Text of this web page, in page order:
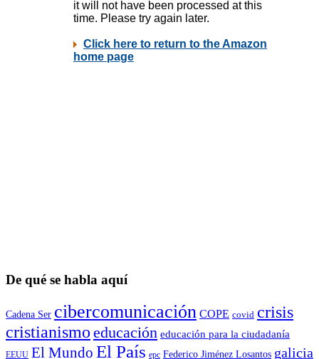
De qué se habla aquí
Cadena Ser cibercomunicación COPE covid crisis
cristianismo educación educación para la ciudadaní­a
EEUU El Mundo El País epc Federico Jiménez Losantos galicia